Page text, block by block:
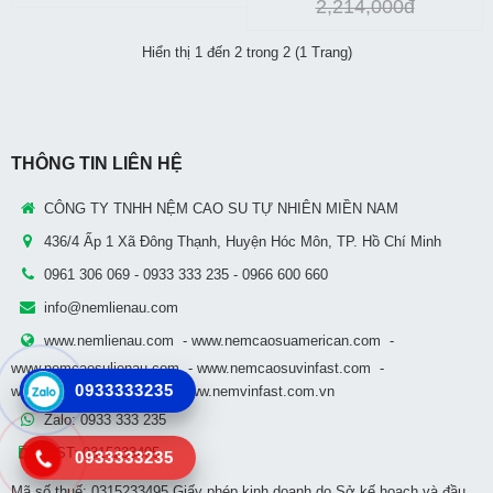
2,214,000đ
Hiển thị 1 đến 2 trong 2 (1 Trang)
THÔNG TIN LIÊN HỆ
CÔNG TY TNHH NỆM CAO SU TỰ NHIÊN MIỀN NAM
436/4 Ấp 1 Xã Đông Thạnh, Huyện Hóc Môn, TP. Hồ Chí Minh
0961 306 069 - 0933 333 235 - 0966 600 660
info@nemlienau.com
www.nemlienau.com - www.nemcaosuamerican.com -
www.nemcaosulienau.com- www.nemcaosuvinfast.com -
www.nemmiennam.com-
www.nemvinfast.com.vn
Zalo: 0933 333 235
MST: 0315233495
0933333235
0933333235